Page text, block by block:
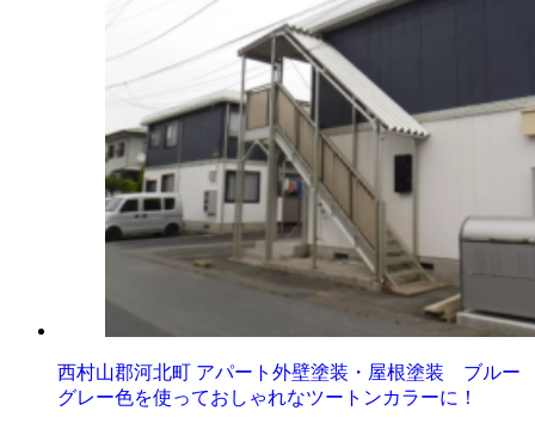
西村山郡河北町 アパート外壁塗装・屋根塗装 ブルー
グレー色を使っておしゃれなツートンカラーに！